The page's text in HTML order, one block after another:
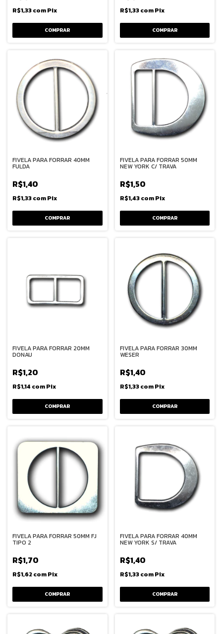
R$1,33comPix R$1,33comPix
FIVELA PARA FORRAR 40MM
FULDA
R$1,40
R$1,33comPix
FIVELA PARA FORRAR 50MM
NEW YORK C/ TRAVA
R$1,50
R$1,43comPix
FIVELA PARA FORRAR 20MM
DONAU
R$1,20
R$1,14 comPix
FIVELA PARA FORRAR 30MM
WESER
R$1,40
R$1,33comPix
FIVELA PARA FORRAR 50MM FJ
TIPO 2
R$1,70
R$1,62comPix
FIVELA PARA FORRAR 40MM
NEW YORK S/ TRAVA
R$1,40
R$1,33comPix